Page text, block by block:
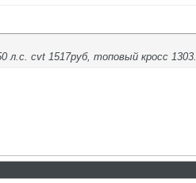
л.с. cvt 1517руб, топовый кросс 1303.